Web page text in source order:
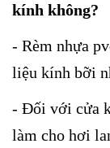
kính không?
- Rèm nhựa
liệu kính bỡi
- Đối với cửa
làm cho hơi